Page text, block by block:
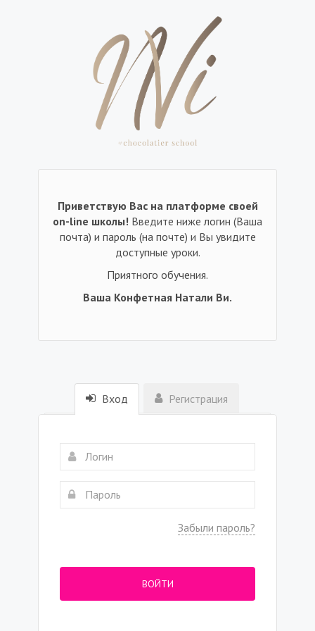
Приветствую Вас на платформе своей
on-line школы! Введите ниже логин (Ваша
почта) и пароль (на почте) и Вы увидите
доступные уроки.
Приятного обучения.
Ваша Конфетная Натали Ви.
Вход Регистрация
Забыли пароль?
ВОЙТИ